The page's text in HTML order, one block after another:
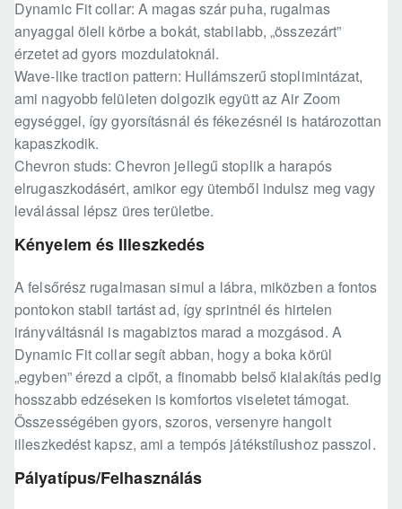
Dynamic Fit collar: A magas szár puha, rugalmas
anyaggal öleli körbe a bokát, stabilabb, „összezárt”
érzetet ad gyors mozdulatoknál.
Wave-like traction pattern: Hullámszerű stoplimintázat,
ami nagyobb felületen dolgozik együtt az Air Zoom
egységgel, így gyorsításnál és fékezésnél is határozottan
kapaszkodik.
Chevron studs: Chevron jellegű stoplik a harapós
elrugaszkodásért, amikor egy ütemből indulsz meg vagy
leválással lépsz üres területbe.
Kényelem és Illeszkedés
A felsőrész rugalmasan simul a lábra, miközben a fontos
pontokon stabil tartást ad, így sprintnél és hirtelen
irányváltásnál is magabiztos marad a mozgásod. A
Dynamic Fit collar segít abban, hogy a boka körül
„egyben” érezd a cipőt, a finomabb belső kialakítás pedig
hosszabb edzéseken is komfortos viseletet támogat.
Összességében gyors, szoros, versenyre hangolt
illeszkedést kapsz, ami a tempós játékstílushoz passzol.
Pályatípus/Felhasználás